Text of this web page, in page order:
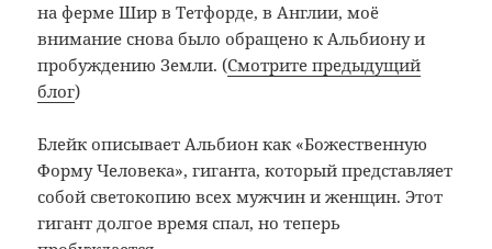
на ферме Шир в Тетфорде, в Англии, моё
внимание снова было обращено к Альбиону и
пробуждению Земли. (Смотрите предыдущий
блог)
Блейк описывает Альбион как «Божественную
Форму Человека», гиганта, который представляет
собой светокопию всех мужчин и женщин. Этот
гигант долгое время спал, но теперь